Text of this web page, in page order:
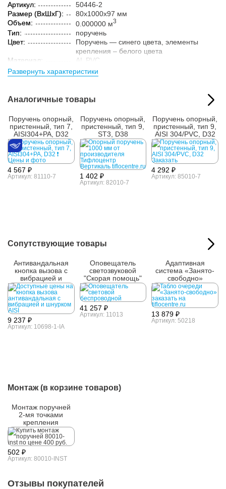
Артикул:
50446-2
Размер (ВxШxГ):
80x1000x97 мм
Объем:
0.000000 м3
Тип:
поручень
Цвет:
Поручень — синего цвета, элементы
крепления – белого цвета
Материал:
AL PVC
Развернуть характеристики
Аналогичные товары
Поручень опорный,
пристенный, тип 7,
AISI304+PA, D32
4 567 ₽
Артикул: 81110-7
Поручень опорный,
пристенный, тип 9,
ST3, D38
1 402 ₽
Артикул: 82010-7
Поручень опорный,
пристенный, тип 9,
AISI 304/PVC, D32
4 292 ₽
Артикул: 85010-7
Сопутствующие товары
Антивандальная
кнопка вызова с
вибрацией и
шнурком AISI 304
9 237 ₽
Артикул: 10698-1-IA
Оповещатель
светозвуковой
"Скорая помощь"
41 257 ₽
Артикул: 11013
Адаптивная
система «Занято-
свободно»
13 879 ₽
Артикул: 50218
Монтаж (в корзине товаров)
Монтаж поручней
2-мя точками
крепления
502 ₽
Артикул: 80010-INST
Отзывы покупателей